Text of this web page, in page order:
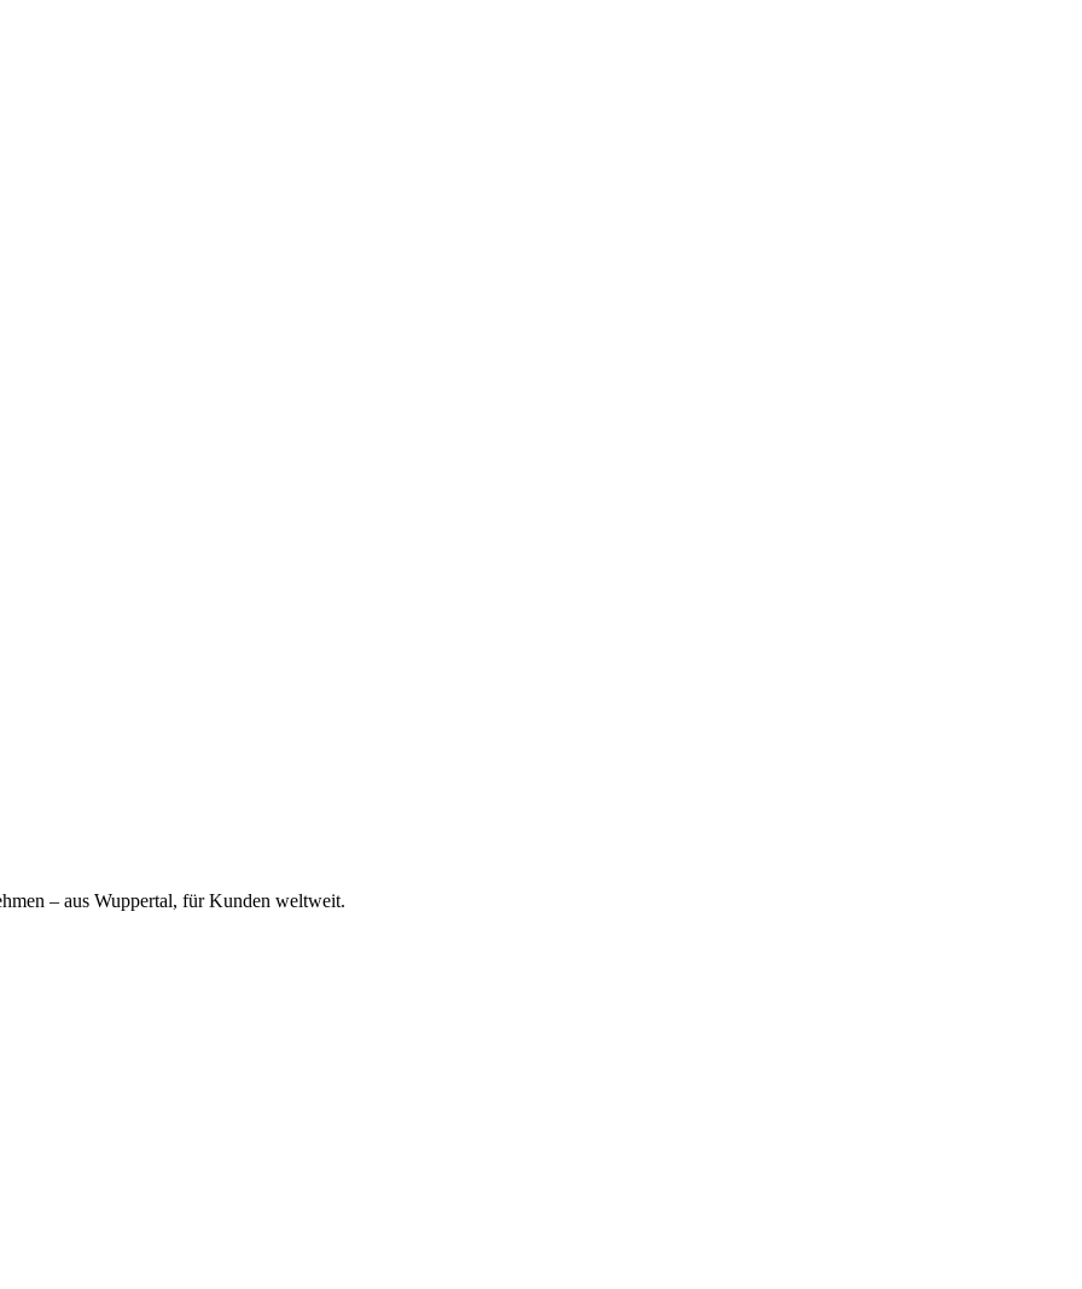
– aus Wuppertal, für Kunden weltweit.